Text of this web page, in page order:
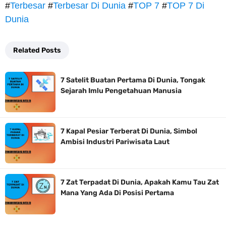
#Terbesar #Terbesar Di Dunia #TOP 7 #TOP 7 Di
Dunia
Related Posts
7 Satelit Buatan Pertama Di Dunia, Tongak
Sejarah Imlu Pengetahuan Manusia
7 Kapal Pesiar Terberat Di Dunia, Simbol
Ambisi Industri Pariwisata Laut
7 Zat Terpadat Di Dunia, Apakah Kamu Tau Zat
Mana Yang Ada Di Posisi Pertama